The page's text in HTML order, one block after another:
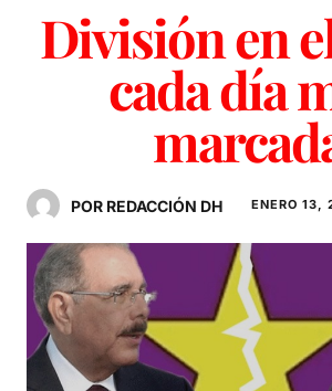
División en
cada día
POR REDACCIÓN DH ENERO 13,